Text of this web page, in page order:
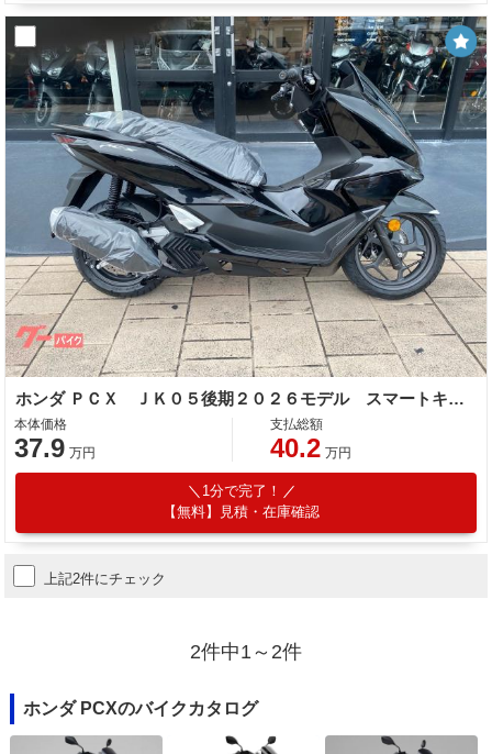
ホンダ ＰＣＸ ＪＫ０５後期２０２６モデル スマートキー ｅＳＰ＋エンジン セレクタブルトルクコントロール
本体価格
37.9 万円
支払総額
40.2 万円
1分で完了！
【無料】見積・在庫確認
上記2件にチェック
2件中1～2件
ホンダ PCXのバイクカタログ